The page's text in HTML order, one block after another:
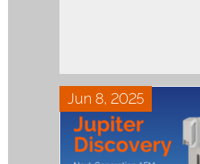
Jun 8, 2025